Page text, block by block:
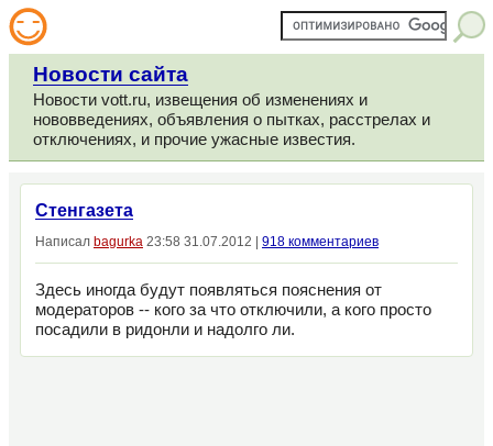
Новости сайта
Новости vott.ru, извещения об изменениях и
нововведениях, объявления о пытках, расстрелах и
отключениях, и прочие ужасные известия.
Стенгазета
Написал bagurka 23:58 31.07.2012 | 918 комментариев
Здесь иногда будут появляться пояснения от
модераторов -- кого за что отключили, а кого просто
посадили в ридонли и надолго ли.